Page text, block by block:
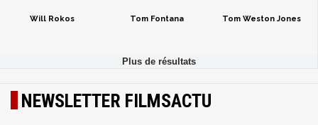
Will Rokos Tom Fontana Tom Weston Jones
NEWSLETTER FILMSACTU